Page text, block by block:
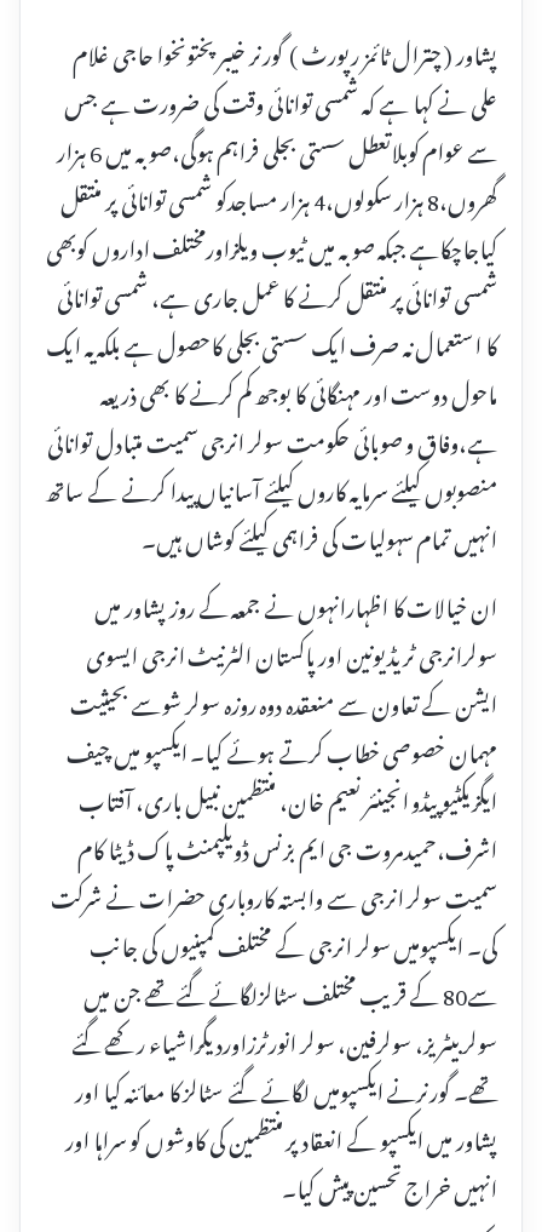
پشاور ( چترال ٹائمز رپورٹ ) گورنر خیبر پختونخوا حاجی غلام
علی نے کہا ہے کہ شمسی توانائی وقت کی ضرورت ہے جس
سے عوام کوبلاتعطل سستی بجلی فراہم ہوگی،صوبہ میں 6 ہزار
گھروں،8 ہزار سکولوں،4 ہزار مساجدکو شمسی توانائی پر منتقل
کیاجاچکاہے جبکہ صوبہ میں ٹیوب ویلزاورمختلف اداروں کوبھی
شمسی توانائی پر منتقل کرنے کا عمل جاری ہے، شمسی توانائی
کا استعمال نہ صرف ایک سستی بجلی کاحصول ہے بلکہ یہ ایک
ماحول دوست اور مہنگائی کا بوجھ کم کرنے کا بھی ذریعہ
ہے،وفاق و صوبائی حکومت سولر انرجی سمیت متبادل توانائی
منصوبوں کیلئے سرمایہ کاروں کیلئے آسانیاں پیدا کرنے کے ساتھ
انہیں تمام سہولیات کی فراہمی کیلئے کوشاں ہیں۔
ان خیالات کا اظہارانہوں نے جمعہ کے روز پشاور میں
سولرانرجی ٹریڈ یونین اور پاکستان الٹرنیٹ انرجی ایسوی
ایشن کے تعاون سے منعقدہ دوہ روزہ سولر شوسے بحیثیت
مہمان خصوصی خطاب کرتے ہوئے کیا۔ ایکسپو میں چیف
ایگزیکٹیو پیڈو انجینئر نعیم خان، منتظمین نبیل باری، آفتاب
اشرف،حمیدمروت جی ایم بزنس ڈویلپمنٹ پاک ڈیٹا کام
سمیت سولر انرجی سے وابستہ کاروباری حضرات نے شرکت
کی۔ ایکسپومیں سولر انرجی کے مختلف کمپنیوں کی جانب
سے80 کے قریب مختلف سٹالزلگائے گئے تھے جن میں
سولربیٹریز، سولرفین، سولر انورٹرزاوردیگراشیاء رکھے گئے
تھے۔ گورنرنے ایکسپومیں لگائے گئے سٹالز کا معائنہ کیا اور
پشاور میں ایکسپو کے انعقاد پر منتظمین کی کاوشوں کو سراہا اور
انہیں خراج تحسین پیش کیا۔